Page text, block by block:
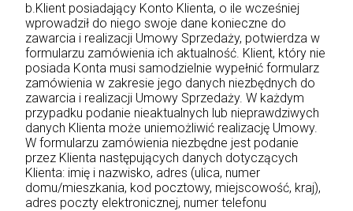
b.Klient posiadający Konto Klienta, o ile wcześniej
wprowadził do niego swoje dane konieczne do
zawarcia i realizacji Umowy Sprzedaży, potwierdza w
formularzu zamówienia ich aktualność. Klient, który nie
posiada Konta musi samodzielnie wypełnić formularz
zamówienia w zakresie jego danych niezbędnych do
zawarcia i realizacji Umowy Sprzedaży. W każdym
przypadku podanie nieaktualnych lub nieprawdziwych
danych Klienta może uniemożliwić realizację Umowy.
W formularzu zamówienia niezbędne jest podanie
przez Klienta następujących danych dotyczących
Klienta: imię i nazwisko, adres (ulica, numer
domu/mieszkania, kod pocztowy, miejscowość, kraj),
adres poczty elektronicznej, numer telefonu